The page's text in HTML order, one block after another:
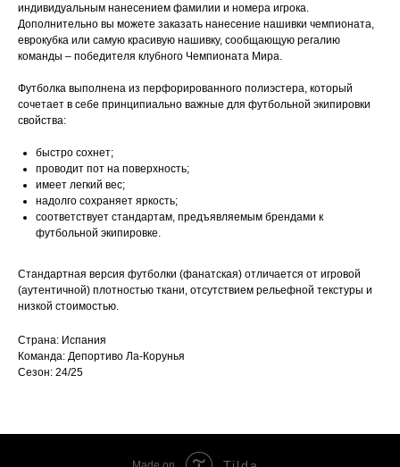
индивидуальным нанесением фамилии и номера игрока.
Дополнительно вы можете заказать нанесение нашивки чемпионата,
еврокубка или самую красивую нашивку, сообщающую регалию
команды – победителя клубного Чемпионата Мира.
Футболка выполнена из перфорированного полиэстера, который
сочетает в себе принципиально важные для футбольной экипировки
свойства:
быстро сохнет;
проводит пот на поверхность;
имеет легкий вес;
надолго сохраняет яркость;
соответствует стандартам, предъявляемым брендами к
футбольной экипировке.
Стандартная версия футболки (фанатская) отличается от игровой
(аутентичной) плотностью ткани, отсутствием рельефной текстуры и
низкой стоимостью.
Страна: Испания
Команда: Депортиво Ла-Корунья
Сезон: 24/25